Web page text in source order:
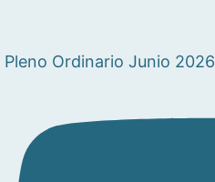
Pleno Ordinario Junio 2026